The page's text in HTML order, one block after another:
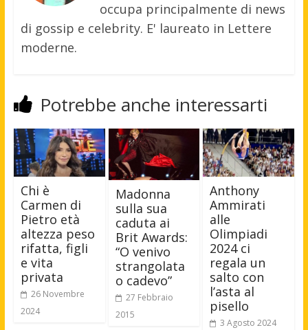
occupa principalmente di news
di gossip e celebrity. E' laureato in Lettere
moderne.
Potrebbe anche interessarti
Chi è
Carmen di
Pietro età
altezza peso
rifatta, figli
e vita
privata
26 Novembre
2024
Madonna
sulla sua
caduta ai
Brit Awards:
“O venivo
strangolata
o cadevo”
27 Febbraio
2015
Anthony
Ammirati
alle
Olimpiadi
2024 ci
regala un
salto con
l’asta al
pisello
3 Agosto 2024